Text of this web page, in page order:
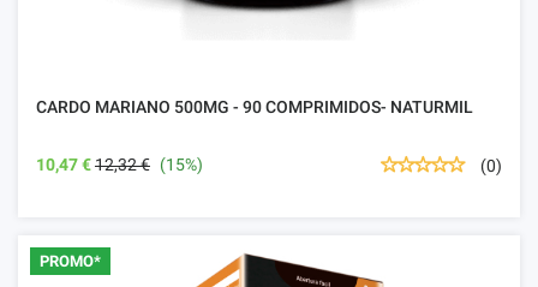
CARDO MARIANO 500MG - 90 COMPRIMIDOS- NATURMIL
10,47 €12,32 € (15%) (0)
PROMO*